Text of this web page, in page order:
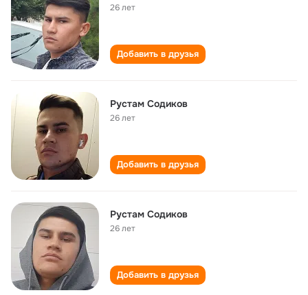
26 лет
Добавить в друзья
Рустам Содиков
26 лет
Добавить в друзья
Рустам Содиков
26 лет
Добавить в друзья